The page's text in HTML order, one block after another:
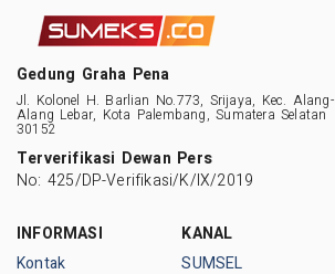
Gedung Graha Pena
Jl. Kolonel H. Barlian No.773, Srijaya, Kec. Alang-
Alang Lebar, Kota Palembang, Sumatera Selatan
30152
Terverifikasi Dewan Pers
No: 425/DP-Verifikasi/K/IX/2019
INFORMASI
Kontak
KANAL
SUMSEL